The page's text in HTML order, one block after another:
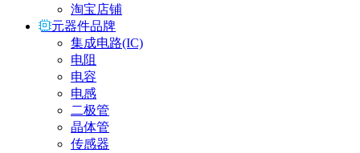
淘宝店铺
元器件品牌
集成电路(IC)
电阻
电容
电感
二极管
晶体管
传感器